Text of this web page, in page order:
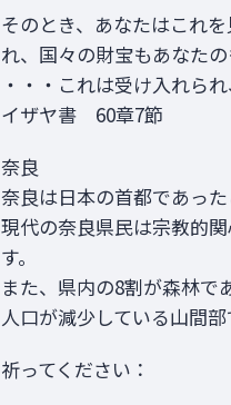
そのとき、あなたはこれ
れ、国々の財宝もあなたの
・・・これは受け入れら
イザヤ書 60章7節
奈良
奈良は日本の首都であっ
現代の奈良県民は宗教的
す。
また、県内の8割が森林で
人口が減少している山間
祈ってください：